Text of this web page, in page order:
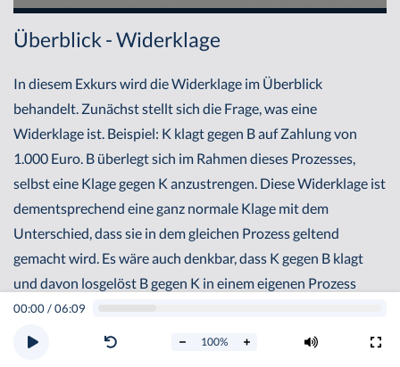
00:00/06:09
100%
Überblick - Widerklage
In diesem Exkurs wird die Widerklage im Überblick
behandelt. Zunächst stellt sich die Frage, was eine
Widerklage ist. Beispiel: K klagt gegen B auf Zahlung von
1.000 Euro. B überlegt sich im Rahmen dieses Prozesses,
selbst eine Klage gegen K anzustrengen. Diese Widerklage ist
dementsprechend eine ganz normale Klage mit dem
Unterschied, dass sie in dem gleichen Prozess geltend
gemacht wird. Es wäre auch denkbar, dass K gegen B klagt
und davon losgelöst B gegen K in einem eigenen Prozess
klagt. Im Beispielsfall werden Klage und Widerklage in einem
Prozess miteinander verbunden.